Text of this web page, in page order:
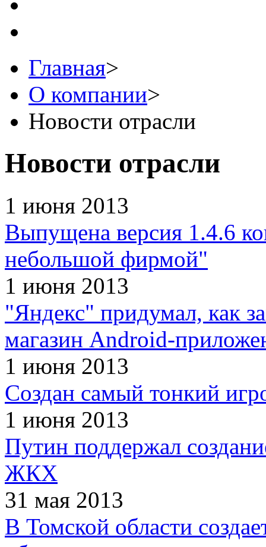
Главная>
О компании>
Новости отрасли
Новости отрасли
1 июня 2013
Выпущена версия 1.4.6
небольшой фирмой"
1 июня 2013
"Яндекс" придумал, как
магазин Android-
1 июня 2013
Создан самый тонкий
1 июня 2013
Путин поддержал
ЖКХ
31 мая 2013
В Томской области